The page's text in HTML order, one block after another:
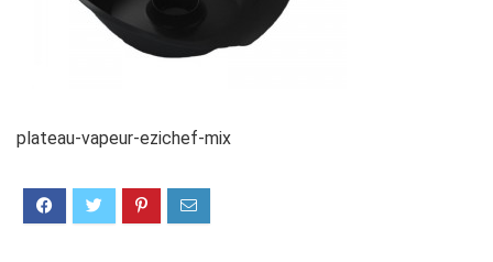
plateau-vapeur-ezichef-mix